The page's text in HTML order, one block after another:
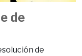
de
de